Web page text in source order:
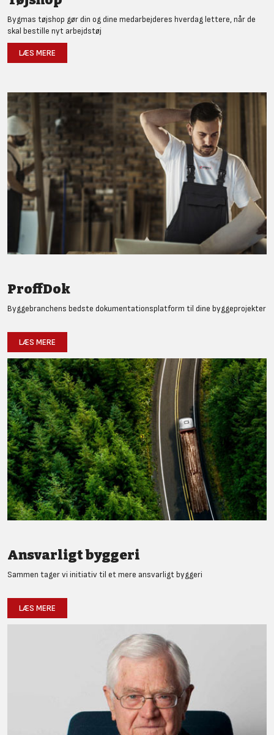
Bygmas tøjshop gør din og dine medarbejderes hverdag lettere, når de
skal bestille nyt arbejdstøj
LÆS MERE
ProffDok
Byggebranchens bedste dokumentationsplatform til dine byggeprojekter
LÆS MERE
Ansvarligt byggeri
Sammen tager vi initiativ til et mere ansvarligt byggeri
LÆS MERE